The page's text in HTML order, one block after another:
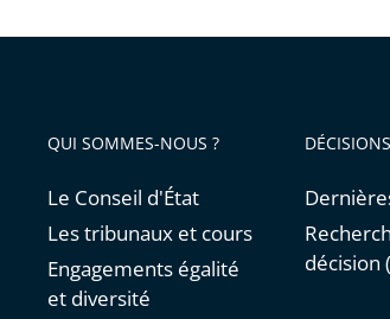
QUI SOMMES-NOUS ?
Le Conseil d'État
Les tribunaux et cours
Engagements égalité
et diversité
décision